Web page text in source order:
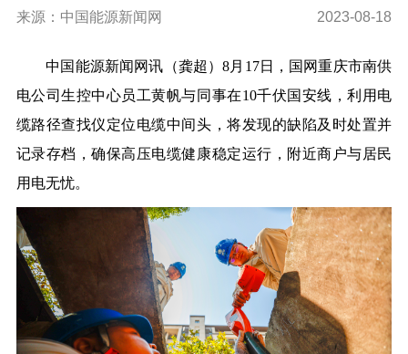
来源：中国能源新闻网 2023-08-18
中国能源新闻网讯（龚超）8月17日，国网重庆市南供
电公司生控中心员工黄帆与同事在10千伏国安线，利用电
缆路径查找仪定位电缆中间头，将发现的缺陷及时处置并
记录存档，确保高压电缆健康稳定运行，附近商户与居民
用电无忧。